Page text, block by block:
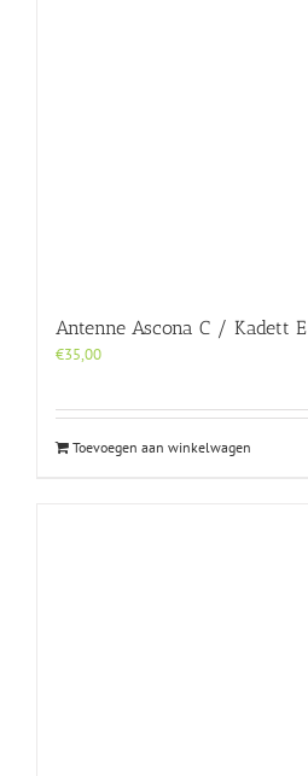
Antenne Ascona C / Kadett E
€35,00
Toevoegen aan winkelwagen